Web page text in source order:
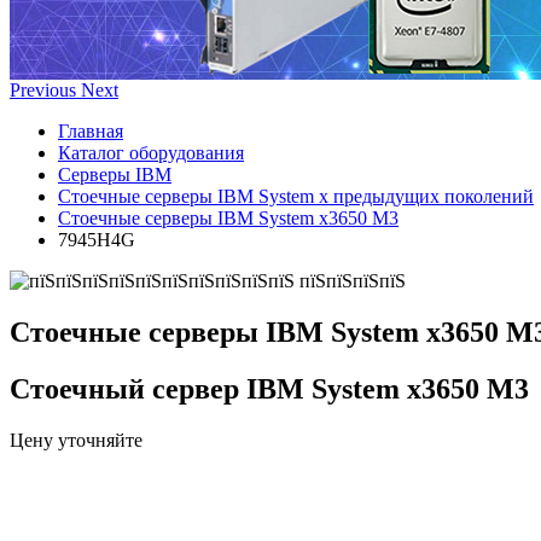
Previous Next
Главная
Каталог оборудования
Серверы IBM
Стоечные серверы IBM System x предыдущих поколений
Стоечные серверы IBM System x3650 M3
7945H4G
Стоечные серверы IBM System x3650
Стоечный сервер IBM System x3650 M3
Цену уточняйте